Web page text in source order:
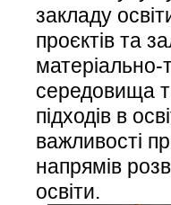
закладу
проєктів та
матеріально-
середовища
підходів в
важливості
напрямів
освіти.